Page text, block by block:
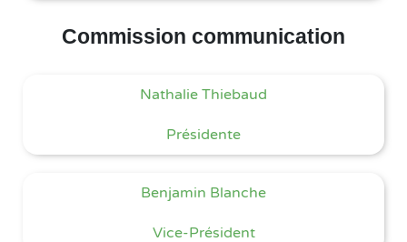
Commission communication
Nathalie Thiebaud
Présidente
Benjamin Blanche
Vice-Président